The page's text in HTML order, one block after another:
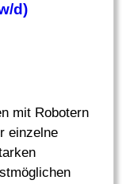
d)
mit Robotern
einzelne